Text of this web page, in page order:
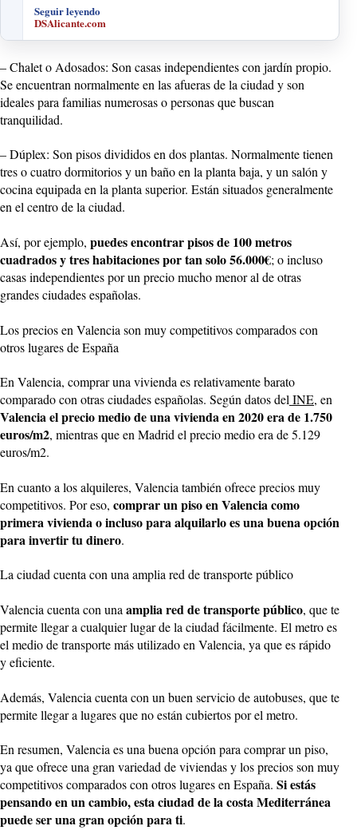
Seguir leyendo
DSAlicante.com
– Chalet o Adosados: Son casas independientes con jardín propio.
Se encuentran normalmente en las afueras de la ciudad y son
ideales para familias numerosas o personas que buscan
tranquilidad.
– Dúplex: Son pisos divididos en dos plantas. Normalmente tienen
tres o cuatro dormitorios y un baño en la planta baja, y un salón y
cocina equipada en la planta superior. Están situados generalmente
en el centro de la ciudad.
Así, por ejemplo, puedes encontrar pisos de 100 metros
cuadrados y tres habitaciones por tan solo 56.000€; o incluso
casas independientes por un precio mucho menor al de otras
grandes ciudades españolas.
Los precios en Valencia son muy competitivos comparados con
otros lugares de España
En Valencia, comprar una vivienda es relativamente barato
comparado con otras ciudades españolas. Según datos delINE, en
Valencia el precio medio de una vivienda en 2020 era de 1.750
euros/m2, mientras que en Madrid el precio medio era de 5.129
euros/m2.
En cuanto a los alquileres, Valencia también ofrece precios muy
competitivos. Por eso, comprar un piso en Valencia como
primera vivienda o incluso para alquilarlo es una buena opción
para invertir tu dinero.
La ciudad cuenta con una amplia red de transporte público
Valencia cuenta con una amplia red de transporte público, que te
permite llegar a cualquier lugar de la ciudad fácilmente. El metro es
el medio de transporte más utilizado en Valencia, ya que es rápido
y eficiente.
Además, Valencia cuenta con un buen servicio de autobuses, que te
permite llegar a lugares que no están cubiertos por el metro.
En resumen, Valencia es una buena opción para comprar un piso,
ya que ofrece una gran variedad de viviendas y los precios son muy
competitivos comparados con otros lugares en España. Si estás
pensando en un cambio, esta ciudad de la costa Mediterránea
puede ser una gran opción para ti.